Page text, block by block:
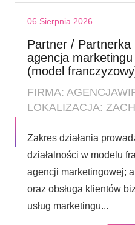
06 Sierpnia 2026
Partner / Partnerka
agencja
(model
FIRMA:
LOKALIZACJA:
Zakres działania
działalności w modelu
agencji marketingowej;
oraz obsługa klientów
usług marketingu...